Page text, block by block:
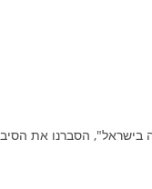
בישראל", הסברנו את